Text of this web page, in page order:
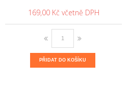
169,00 Kč
PŘIDAT DO KOŠÍKU